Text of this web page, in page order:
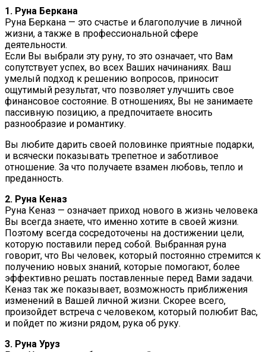
1. Руна Беркана
Руна Беркана — это счастье и благополучие в личной
жизни, а также в профессиональной сфере
деятельности.
Если Вы выбрали эту руну, то это означает, что Вам
сопутствует успех, во всех Ваших начинаниях. Ваш
умелый подход к решению вопросов, приносит
ощутимый результат, что позволяет улучшить свое
финансовое состояние. В отношениях, Вы не занимаете
пассивную позицию, а предпочитаете вносить
разнообразие и романтику.
Вы любите дарить своей половинке приятные подарки,
и всячески показывать трепетное и заботливое
отношение. За что получаете взамен любовь, тепло и
преданность.
2. Руна Кеназ
Руна Кеназ — означает приход нового в жизнь человека
Вы всегда знаете, что именно хотите в своей жизни.
Поэтому всегда сосредоточены на достижении цели,
которую поставили перед собой. Выбранная руна
говорит, что Вы человек, который постоянно стремится к
получению новых знаний, которые помогают, более
эффективно решать поставленные перед Вами задачи.
Кеназ так же показывает, возможность приближения
изменений в Вашей личной жизни. Скорее всего,
произойдет встреча с человеком, который полюбит Вас,
и пойдет по жизни рядом, рука об руку.
3. Руна Уруз